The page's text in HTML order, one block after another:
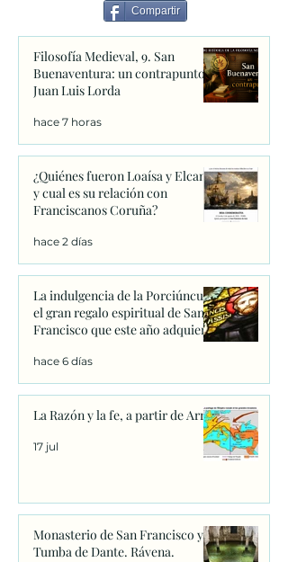
Compartir
Filosofía Medieval, 9. San
Buenaventura: un contrapunto.
Juan Luis Lorda
hace 7 horas
¿Quiénes fueron Loaísa y Elcano
y cual es su relación con
Franciscanos Coruña?
hace 2 días
La indulgencia de la Porciúncula:
el gran regalo espiritual de San
Francisco que este año adquiere
hace 6 días
La Razón y la fe, a partir de Arrio
17 jul
Monasterio de San Francisco y
Tumba de Dante. Rávena.